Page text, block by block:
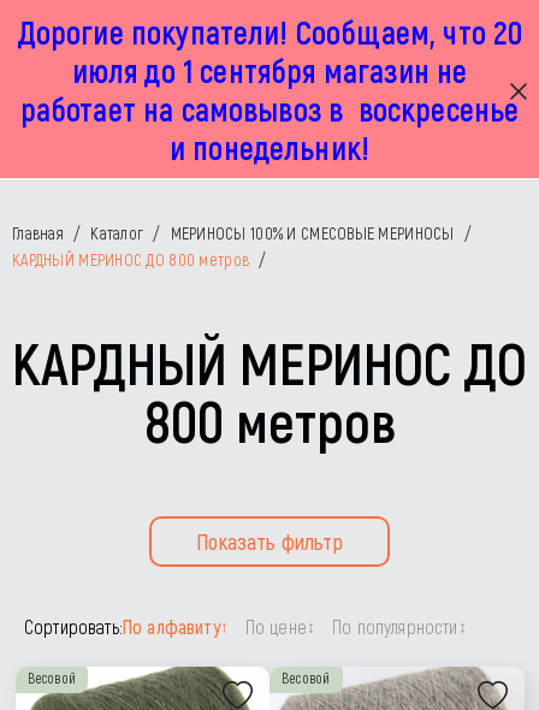
Дорогие покупатели! Сообщаем, что 20
июля до 1 сентября магазин не
работает на самовывоз в воскресенье
и понедельник!
г. Москва, Маленковская 32 стр 2А
пн-пт с 11:00 до 19:00, сб с 11:00 до 17:00
+7 925 449 67 92
Главная / Каталог / МЕРИНОСЫ 100% И СМЕСОВЫЕ МЕРИНОСЫ
/
КАРДНЫЙ МЕРИНОС ДО 800 метров /
КАРДНЫЙ МЕРИНОС ДО
800 метров
Показать фильтр
Сортировать:По алфавиту↑ По цене↕ По популярности ↕
Весовой Весовой